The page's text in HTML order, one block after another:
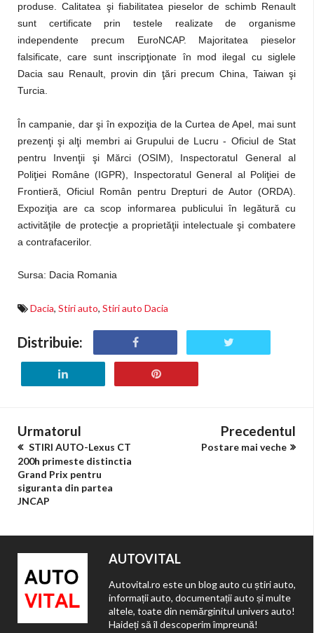
produse. Calitatea şi fiabilitatea pieselor de schimb Renault
sunt certificate prin testele realizate de organisme
independente precum EuroNCAP. Majoritatea pieselor
falsificate, care sunt inscripţionate în mod ilegal cu siglele
Dacia sau Renault, provin din ţări precum China, Taiwan şi
Turcia.
În campanie, dar şi în expoziţia de la Curtea de Apel, mai sunt
prezenţi şi alţi membri ai Grupului de Lucru - Oficiul de Stat
pentru Invenţii şi Mărci (OSIM), Inspectoratul General al
Poliţiei Române (IGPR), Inspectoratul General al Poliţiei de
Frontieră, Oficiul Român pentru Drepturi de Autor (ORDA).
Expoziţia are ca scop informarea publicului în legătură cu
activităţile de protecţie a proprietăţii intelectuale şi combatere
a contrafacerilor.
Sursa: Dacia Romania
Dacia, Stiri auto, Stiri auto Dacia
Distribuie:
Urmatorul
STIRI AUTO-Lexus CT
200h primeste distinctia
Grand Prix pentru
siguranta din partea
JNCAP
Precedentul
Postare mai veche
AUTOVITAL
Autovital.ro este un blog auto cu știri auto,
informații auto, documentații auto și multe
altele, toate din nemărginitul univers auto!
Haideți să îl descoperim împreună!